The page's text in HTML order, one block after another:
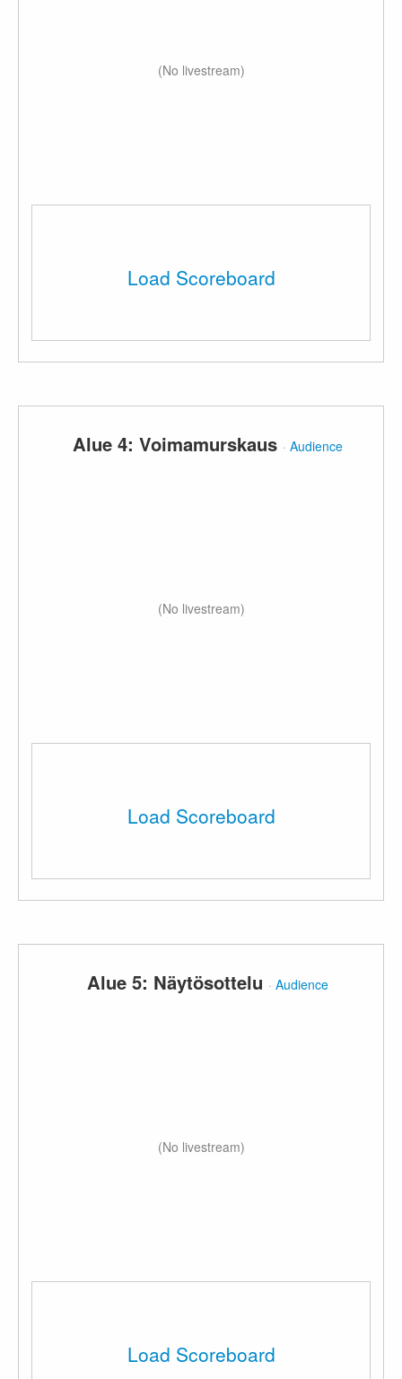
(No livestream)
Load Scoreboard
Alue 4: Voimamurskaus ·Audience
(No livestream)
Load Scoreboard
Alue 5: Näytösottelu ·Audience
(No livestream)
Load Scoreboard